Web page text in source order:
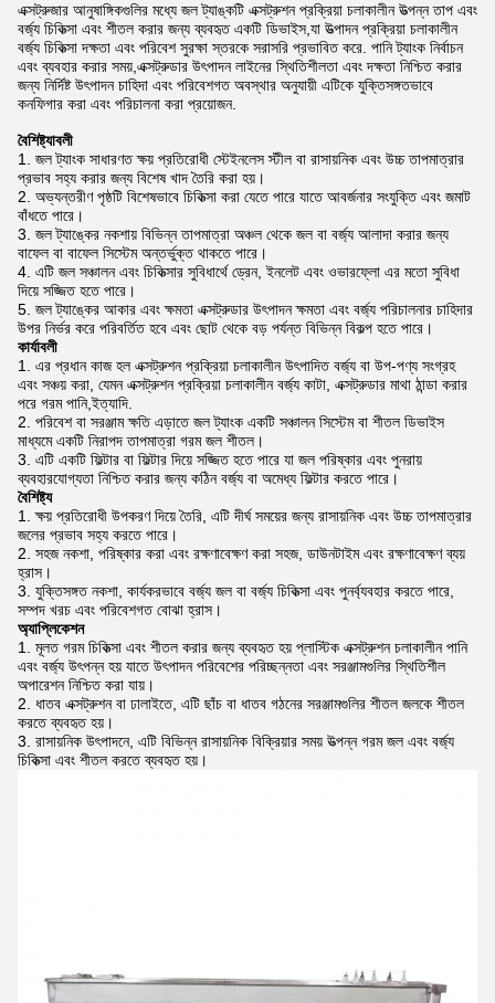
এক্সট্রুজার আনুষাঙ্গিকগুলির মধ্যে জল ট্যাঙ্কটি এক্সট্রুশন প্রক্রিয়া চলাকালীন উত্পন্ন তাপ এবং
বর্জ্য চিকিত্সা এবং শীতল করার জন্য ব্যবহৃত একটি ডিভাইস,যা উত্পাদন প্রক্রিয়া চলাকালীন
বর্জ্য চিকিত্সা দক্ষতা এবং পরিবেশ সুরক্ষা স্তরকে সরাসরি প্রভাবিত করে. পানি ট্যাংক নির্বাচন
এবং ব্যবহার করার সময়,এক্সট্রুডার উৎপাদন লাইনের স্থিতিশীলতা এবং দক্ষতা নিশ্চিত করার
জন্য নির্দিষ্ট উৎপাদন চাহিদা এবং পরিবেশগত অবস্থার অনুযায়ী এটিকে যুক্তিসঙ্গতভাবে
কনফিগার করা এবং পরিচালনা করা প্রয়োজন.
বৈশিষ্ট্যাবলী
জল ট্যাংক সাধারণত ক্ষয় প্রতিরোধী স্টেইনলেস স্টীল বা রাসায়নিক এবং উচ্চ তাপমাত্রার
প্রভাব সহ্য করার জন্য বিশেষ খাদ তৈরি করা হয়।
অভ্যন্তরীণ পৃষ্ঠটি বিশেষভাবে চিকিত্সা করা যেতে পারে যাতে আবর্জনার সংযুক্তি এবং জমাট
বাঁধতে পারে।
জল ট্যাঙ্কের নকশায় বিভিন্ন তাপমাত্রা অঞ্চল থেকে জল বা বর্জ্য আলাদা করার জন্য
বাফেল বা বাফেল সিস্টেম অন্তর্ভুক্ত থাকতে পারে।
এটি জল সঞ্চালন এবং চিকিত্সার সুবিধার্থে ড্রেন, ইনলেট এবং ওভারফ্লো এর মতো সুবিধা
দিয়ে সজ্জিত হতে পারে।
জল ট্যাঙ্কের আকার এবং ক্ষমতা এক্সট্রুডার উৎপাদন ক্ষমতা এবং বর্জ্য পরিচালনার চাহিদার
উপর নির্ভর করে পরিবর্তিত হবে এবং ছোট থেকে বড় পর্যন্ত বিভিন্ন বিকল্প হতে পারে।
কার্যাবলী
এর প্রধান কাজ হল এক্সট্রুশন প্রক্রিয়া চলাকালীন উৎপাদিত বর্জ্য বা উপ-পণ্য সংগ্রহ
এবং সঞ্চয় করা, যেমন এক্সট্রুশন প্রক্রিয়া চলাকালীন বর্জ্য কাটা, এক্সট্রুডার মাথা ঠান্ডা করার
পরে গরম পানি,ইত্যাদি.
পরিবেশ বা সরঞ্জাম ক্ষতি এড়াতে জল ট্যাংক একটি সঞ্চালন সিস্টেম বা শীতল ডিভাইস
মাধ্যমে একটি নিরাপদ তাপমাত্রা গরম জল শীতল।
এটি একটি ফিল্টার বা ফিল্টার দিয়ে সজ্জিত হতে পারে যা জল পরিষ্কার এবং পুনরায়
ব্যবহারযোগ্যতা নিশ্চিত করার জন্য কঠিন বর্জ্য বা অমেধ্য ফিল্টার করতে পারে।
বৈশিষ্ট্য
ক্ষয় প্রতিরোধী উপকরণ দিয়ে তৈরি, এটি দীর্ঘ সময়ের জন্য রাসায়নিক এবং উচ্চ তাপমাত্রার
জলের প্রভাব সহ্য করতে পারে।
সহজ নকশা, পরিষ্কার করা এবং রক্ষণাবেক্ষণ করা সহজ, ডাউনটাইম এবং রক্ষণাবেক্ষণ ব্যয়
হ্রাস।
যুক্তিসঙ্গত নকশা, কার্যকরভাবে বর্জ্য জল বা বর্জ্য চিকিত্সা এবং পুনর্ব্যবহার করতে পারে,
সম্পদ খরচ এবং পরিবেশগত বোঝা হ্রাস।
অ্যাপ্লিকেশন
মূলত গরম চিকিত্সা এবং শীতল করার জন্য ব্যবহৃত হয় প্লাস্টিক এক্সট্রুশন চলাকালীন পানি
এবং বর্জ্য উৎপন্ন হয় যাতে উৎপাদন পরিবেশের পরিচ্ছন্নতা এবং সরঞ্জামগুলির স্থিতিশীল
অপারেশন নিশ্চিত করা যায়।
ধাতব এক্সট্রুশন বা ঢালাইতে, এটি ছাঁচ বা ধাতব গঠনের সরঞ্জামগুলির শীতল জলকে শীতল
করতে ব্যবহৃত হয়।
রাসায়নিক উৎপাদনে, এটি বিভিন্ন রাসায়নিক বিক্রিয়ার সময় উত্পন্ন গরম জল এবং বর্জ্য
চিকিত্সা এবং শীতল করতে ব্যবহৃত হয়।